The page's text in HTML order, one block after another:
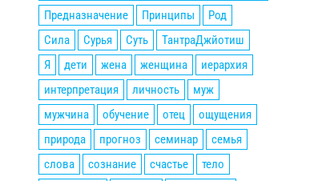
Предназначение
Принципы
Род
Сила
Сурья Суть
ТантраДжйотиш
Я
дети жена женщина
иерархия
интерпретация
личность
муж
мужчина
обучение отец
ощущения
природа
прогноз семинар
семья
слова
сознание счастье
тело